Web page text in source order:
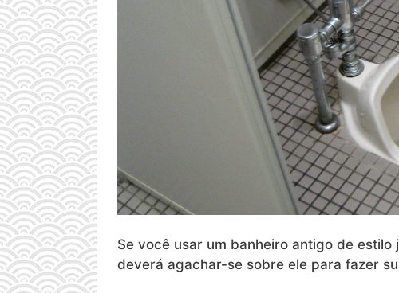
Se você usar um banheiro antigo de
deverá agachar-se sobre ele para fazer